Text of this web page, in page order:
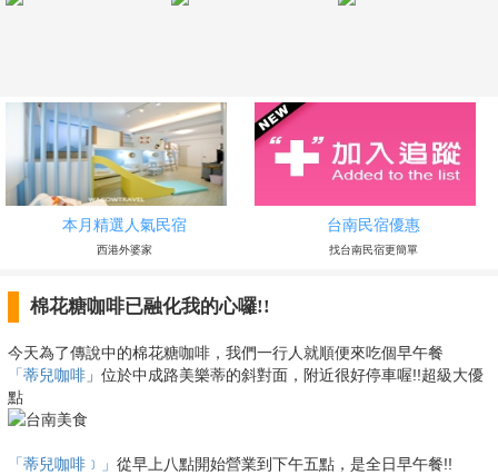
本月精選人氣民宿
西港外婆家
台南民宿優惠
找台南民宿更簡單
棉花糖咖啡已融化我的心囉!!
今天為了傳說中的棉花糖咖啡，我們一行人就順便來吃個早午餐
「蒂兒咖啡 」位於中成路美樂蒂的斜對面，附近很好停車喔!!超級大優
點
「蒂兒咖啡﹞」 從早上八點開始營業到下午五點，是全日早午餐!!